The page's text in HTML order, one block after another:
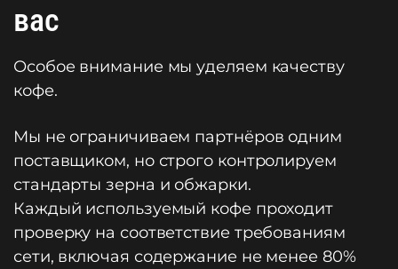
вас
Особое внимание мы уделяем качеству
кофе.
Мы не ограничиваем партнёров одним
поставщиком, но строго контролируем
стандарты зерна и обжарки.
Каждый используемый кофе проходит
проверку на соответствие требованиям
сети, включая содержание не менее 80%